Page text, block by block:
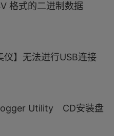
格式的二进制数据
仪】无法进行USB连接
Utility CD安装盘